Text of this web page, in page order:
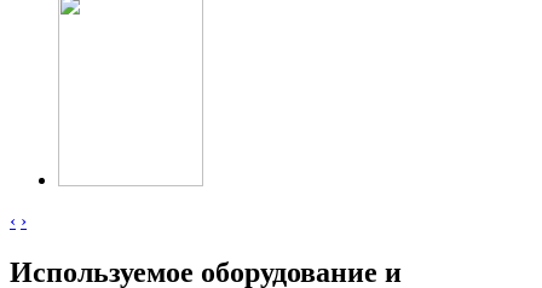
‹ ›
Используемое оборудование и